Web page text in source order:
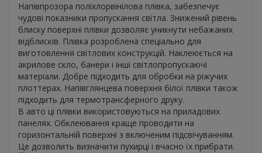
Напівпрозора поліхлорвінілова плівка, забезпечує
чудові показники пропускання світла. Знижений рівень
блиску поверхні плівки дозволяє уникнути небажаних
відблисків. Плівка розроблена спеціально для
виготовлення світлових конструкцій. Наклеюється на
акрилове скло, банери і інші світлопропускаючі
матеріали. Добре підходить для обробки на ріжучих
плоттерах. Напівглянцева поверхня білої плівки також
підходить для термотрансферного друку.
В авто ці плівки використовуються на приладових
панелях. Обклеювання краще проводити на
горизонтальній поверхні з включеним підсвічуванням.
Це дозволить визначити пухирці і вчасно їх прибрати.